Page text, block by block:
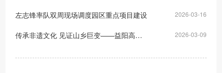
左志锋率队双周现场调度园区重点项目建设 2026-03-16
传承非遗文化 见证山乡巨变——益阳高新区举行2026年“三八”国际妇女节主题活动 2026-03-09